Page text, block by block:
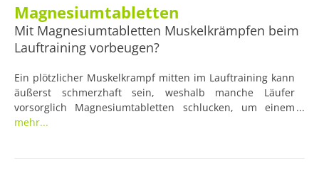
Magnesiumtabletten
Mit Magnesiumtabletten Muskelkrämpfen beim
Lauftraining vorbeugen?
Ein plötzlicher Muskelkrampf mitten im Lauftraining kann
äußerst schmerzhaft sein, weshalb manche Läufer
vorsorglich Magnesiumtabletten schlucken, um einem
Mangel an diesem wichtigen Mineralstoff vorzubeugen.
mehr...